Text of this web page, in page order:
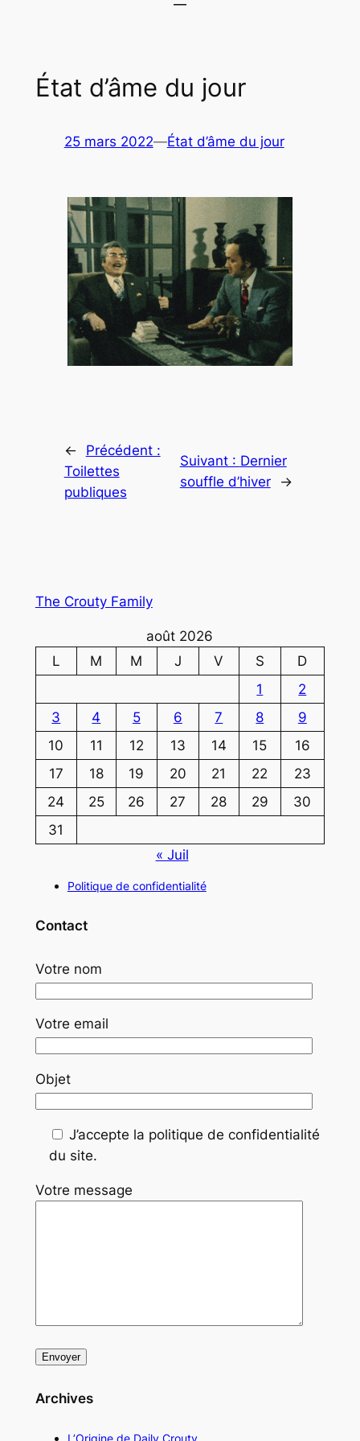
État d’âme du jour
25 mars 2022—État d’âme du jour
←
Précédent :
Toilettes
publiques
Suivant : Dernier
souffle d’hiver
→
The Crouty Family
août 2026
L
M M J V S
D
1
2
3
4 5 6 7 8
9
10
11 12 13 14 15
16
17
18 19 20 21 22
23
24
25 26 27 28 29
30
31
« Juil
Politique de confidentialité
Contact
Votre nom
Votre email
Objet
J’accepte la politique de confidentialité
du site.
Votre message
Archives
L’Origine de Daily Crouty